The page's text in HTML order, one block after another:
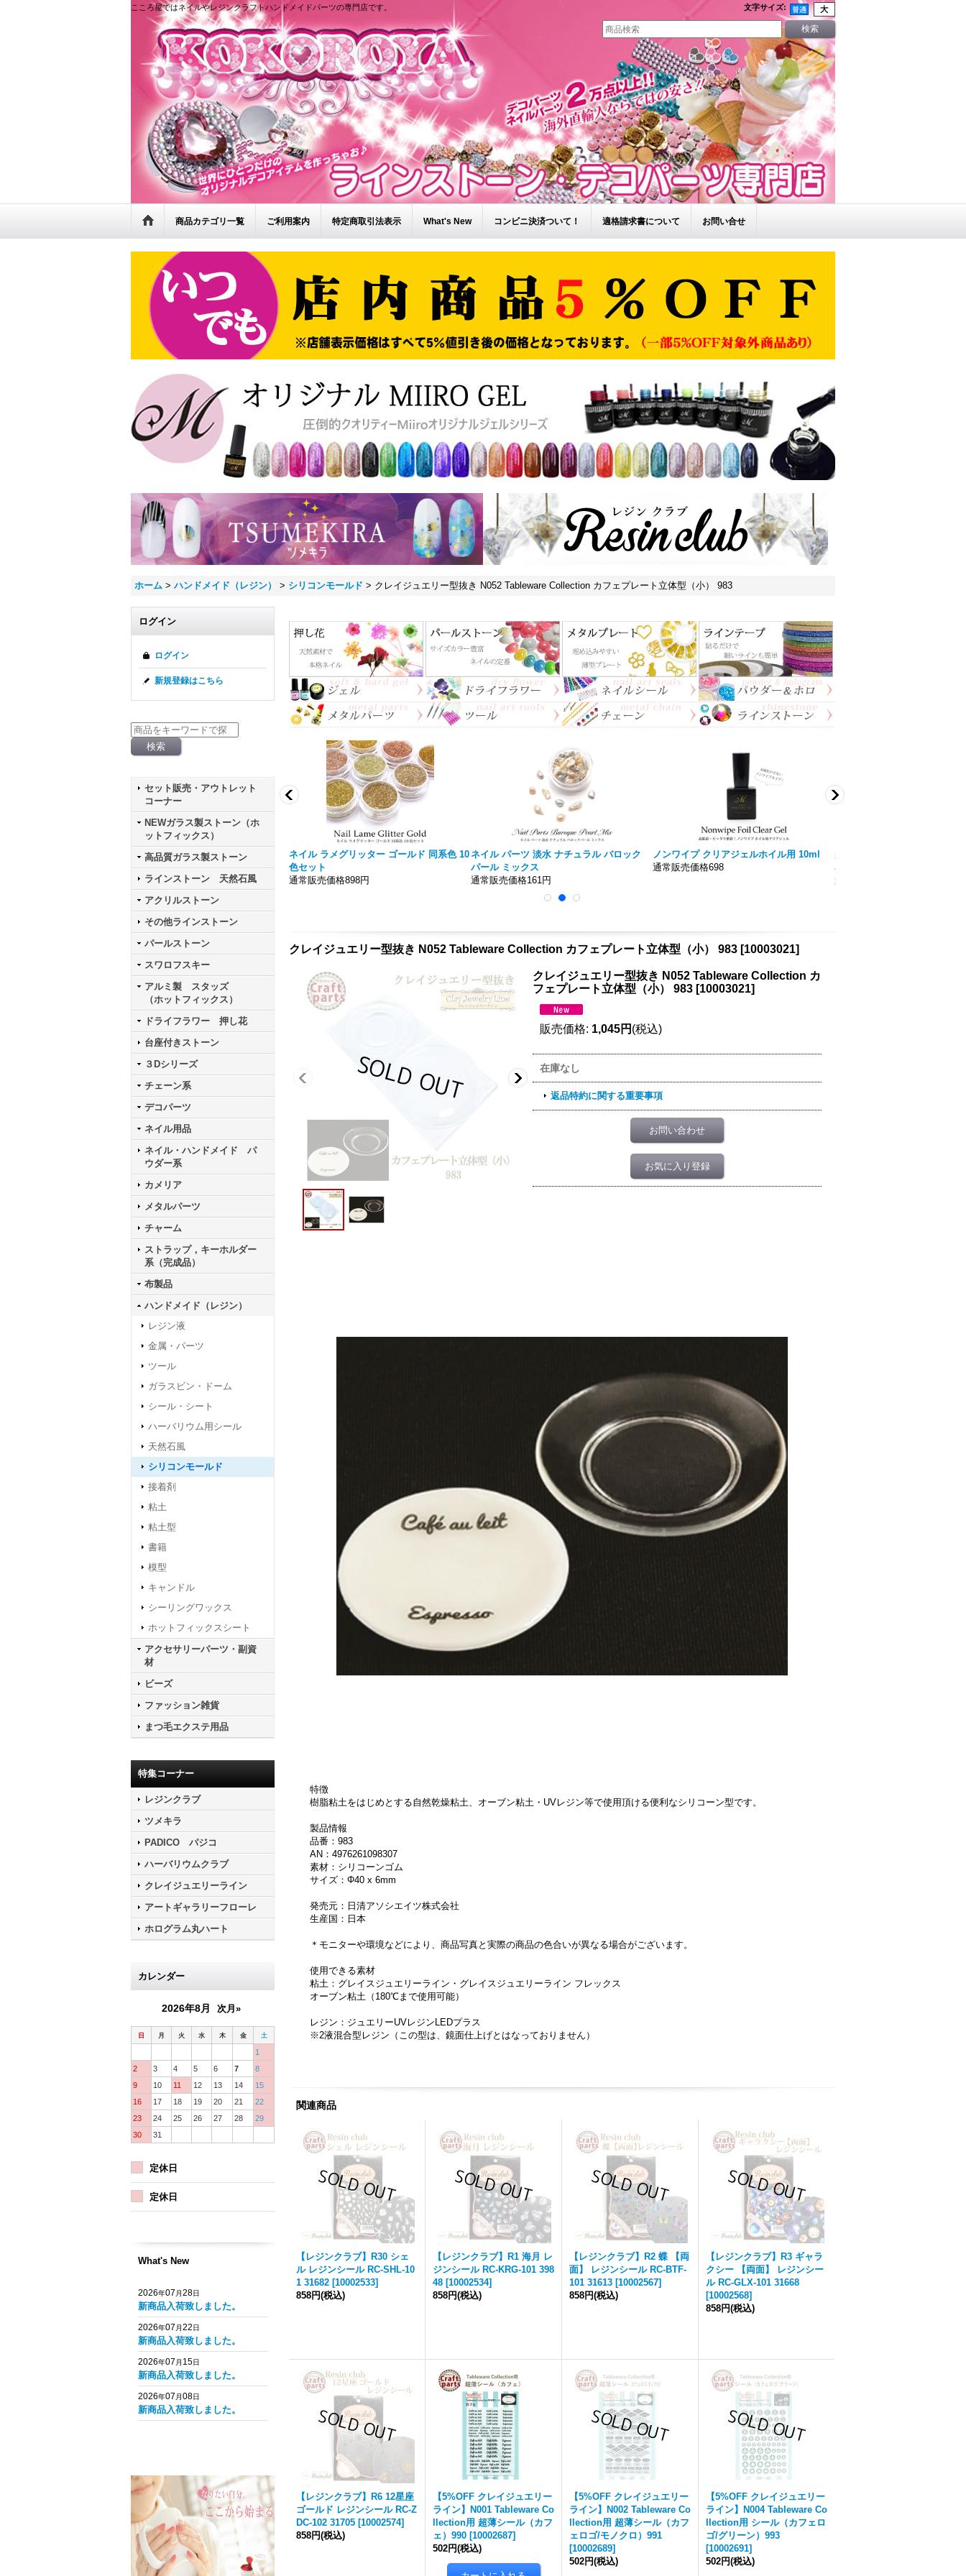
こころ屋ではネイルやレジンクラフトハンドメイドパーツの専門店です。 文字サイズ:
商品カテゴリ一覧 ご利用案内 特定商取引法表示 What's New コンビニ決済ついて！ 適格請求書について お問い合せ
ホーム > ハンドメイド（レジン） > シリコンモールド > クレイジュエリー型抜き N052 Tableware Collection カフェプレート立体型（小） 983
ログイン
ログイン
新規登録はこちら
セット販売・アウトレット
コーナー
NEWガラス製ストーン（ホ
ットフィックス）
高品質ガラス製ストーン
ラインストーン 天然石風
アクリルストーン
その他ラインストーン
パールストーン
スワロフスキー
アルミ製 スタッズ
（ホットフィックス）
ドライフラワー 押し花
台座付きストーン
３Dシリーズ
チェーン系
デコパーツ
ネイル用品
ネイル・ハンドメイド パ
ウダー系
カメリア
メタルパーツ
チャーム
ストラップ，キーホルダー
系（完成品）
布製品
ハンドメイド（レジン）
レジン液
金属・パーツ
ツール
ガラスビン・ドーム
シール・シート
ハーバリウム用シール
天然石風
シリコンモールド
接着剤
粘土
粘土型
書籍
模型
キャンドル
シーリングワックス
ホットフィックスシート
アクセサリーパーツ・副資
材
ビーズ
ファッション雑貨
まつ毛エクステ用品
特集コーナー
レジンクラブ
ツメキラ
PADICO パジコ
ハーバリウムクラブ
クレイジュエリーライン
アートギャラリーフローレ
ホログラム丸ハート
カレンダー
2026年8月 次月»
日 月 火 水 木 金 土
1
2
3 4 5 6 7
8
9
10 11 12 13 14
15
16
17 18 19 20 21
22
23
24 25 26 27 28
29
30
31
定休日
定休日
What's New
2026年07 月28日
新商品入荷致しました。
2026年07 月22日
新商品入荷致しました。
2026年07 月 15日
新商品入荷致しました。
2026年07 月08日
新商品入荷致しました。
ノンワイプ クリアジェルホイル用 10ml
通常販売価格698
美色 Miiro】ノンワイプトップジェル 大
容量15ｍｌ 拭き取り不要！！
通常販売価格777円〜
ネイル ボールチェーン 約30cm 切り売り
通常価格148円
ネイル ガラス ストーン ハート Vカットス
トーン 5個入り 36
クレイジュエリー型抜き N052 Tableware Collection カフェプレート立体型（小） 983 [10003021]
クレイジュエリー型抜き N052 Tableware Collection カ
フェプレート立体型（小） 983 [10003021]
販売価格: 1,045円 (税込)
在庫なし
返品特約に関する重要事項
お問い合わせ
お気に入り登録
特徴
樹脂粘土をはじめとする自然乾燥粘土、オーブン粘土・UVレジン等で使用頂ける便利なシリコーン型です。
製品情報
品番：983
AN：4976261098307
素材：シリコーンゴム
サイズ：Φ40 x 6mm
発売元：日清アソシエイツ株式会社
生産国：日本
＊モニターや環境などにより、商品写真と実際の商品の色合いが異なる場合がございます。
使用できる素材
粘土：グレイスジュエリーライン・グレイスジュエリーライン フレックス
オーブン粘土（180℃まで使用可能）
レジン：ジュエリーUVレジンLEDプラス
※2液混合型レジン（この型は、鏡面仕上げとはなっておりません）
関連商品
【レジンクラブ】R30 シェ
ル レジンシール RC-SHL-10
1 31682 [10002533]
858円(税込)
【レジンクラブ】R1 海月 レ
ジンシール RC-KRG-101 398
48 [10002534]
858円(税込)
【レジンクラブ】R2 蝶 【両
面】 レジンシール RC-BTF-
101 31613 [10002567]
858円(税込)
【レジンクラブ】R3 ギャラ
クシー 【両面】 レジンシー
ル RC-GLX-101 31668
[10002568]
858円(税込)
【レジンクラブ】R6 12星座
ゴールド レジンシール RC-Z
DC-102 31705 [10002574]
858円(税込)
【5%OFF クレイジュエリー
ライン】N001 Tableware Co
llection用 超薄シール（カフ
ェ）990 [10002687]
502円(税込)
【5%OFF クレイジュエリー
ライン】N002 Tableware Co
llection用 超薄シール（カフ
ェロゴ/モノクロ）991
[10002689]
502円(税込)
【5%OFF クレイジュエリー
ライン】N004 Tableware Co
llection用 シール（カフェロ
ゴ/グリーン）993
[10002691]
502円(税込)